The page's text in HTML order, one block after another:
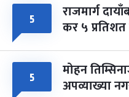
५ राजमार्ग
कर ५ प्रतिशत
५ मोहन
अपव्याख्या